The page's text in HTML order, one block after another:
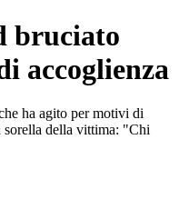
bruciato
accoglienza
ha agito per motivi di
sorella della vittima: "Chi